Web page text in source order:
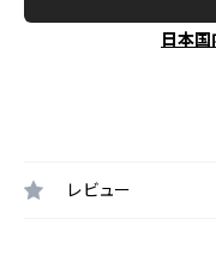
日本
レビュー